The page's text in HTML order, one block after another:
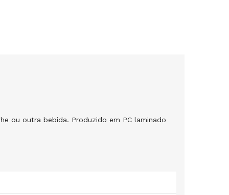
ou outra bebida. Produzido em PC laminado